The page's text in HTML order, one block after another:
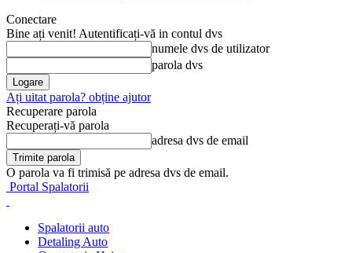
Conectare
Bine ați venit! Autentificați-vă in contul dvs
numele dvs de utilizator
parola dvs
Ați uitat parola? obține ajutor
Recuperare parola
Recuperați-vă parola
adresa dvs de email
O parola va fi trimisă pe adresa dvs de email.
Portal Spalatorii
Spalatorii auto
Detaling Auto